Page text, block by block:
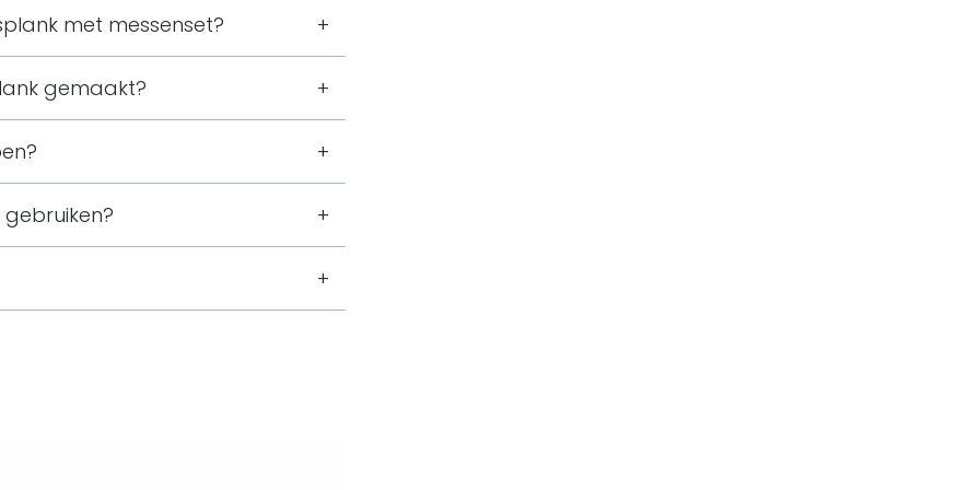
met messenset?
worst, toastjes en bakjes saus
gemaakt?
los op tafel liggen.
saus.